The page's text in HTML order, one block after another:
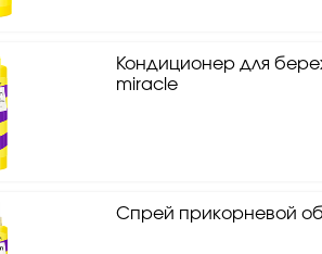
Кондиционер для
miracle
Спрей прикорневой